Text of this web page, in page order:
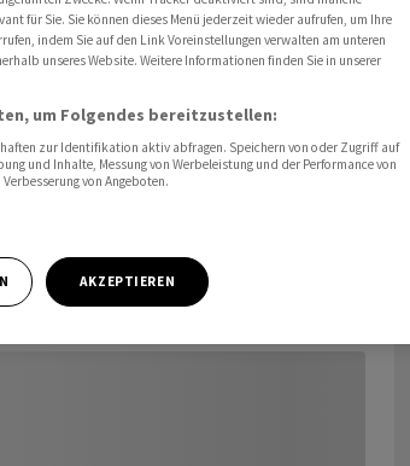
für Sie. Sie können dieses Menü jederzeit wieder aufrufen, um Ihre
indem Sie auf den Link Voreinstellungen verwalten am unteren
unseres Website. Weitere Informationen finden Sie in unserer
um Folgendes bereitzustellen:
zur Identifikation aktiv abfragen. Speichern von oder Zugriff auf
und Inhalte, Messung von Werbeleistung und der Performance von
von Angeboten.
AKZEPTIEREN